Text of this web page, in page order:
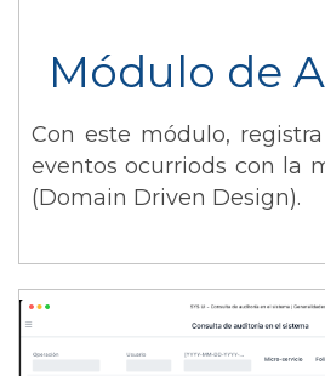
Módulo de
Con este módulo,
eventos ocurriods con la
(Domain Driven Design).